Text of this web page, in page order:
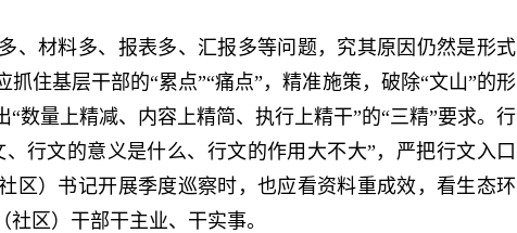
材料多、报表多、汇报多等问题，究其原因仍然是形式
住基层干部的“累点”“痛点”，精准施策，破除“文山”的形
数量上精减、内容上精简、执行上精干”的“三精”要求。行
行文的意义是什么、行文的作用大不大”，严把行文入口
区）书记开展季度巡察时，也应看资料重成效，看生态环
区）干部干主业、干实事。